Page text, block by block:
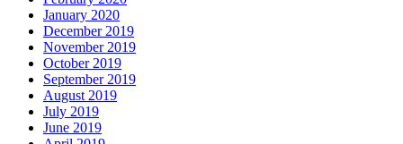
January 2020
December 2019
November 2019
October 2019
September 2019
August 2019
July 2019
June 2019